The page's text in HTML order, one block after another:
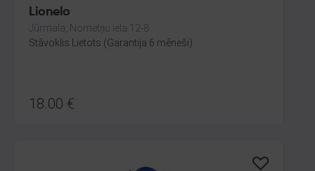
Lionelo
Jūrmala, Nometņu iela 12-8
Stāvoklis Lietots (Garantija 6 mēneši)
18.00 €